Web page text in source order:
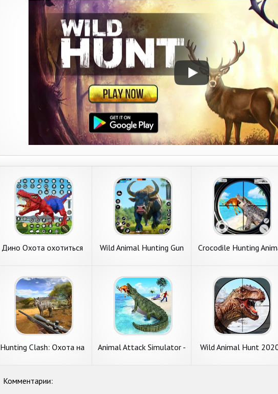
Дино Охота охотиться
Wild Animal Hunting Gun
Crocodile Hunting
Hunting Clash: Охота на
Animal Attack Simulator -
Wild Animal Hunt
Комментарии: